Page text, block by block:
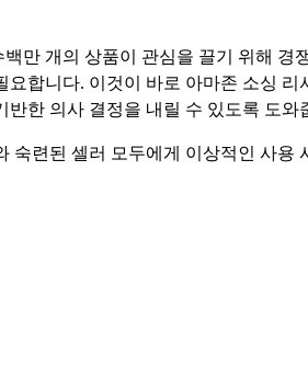
만 개의 상품이 관심을 끌기 위해 경
합니다. 이것이 바로 아마존 소싱 리
한 의사 결정을 내릴 수 있도록 도와
숙련된 셀러 모두에게 이상적인 사용